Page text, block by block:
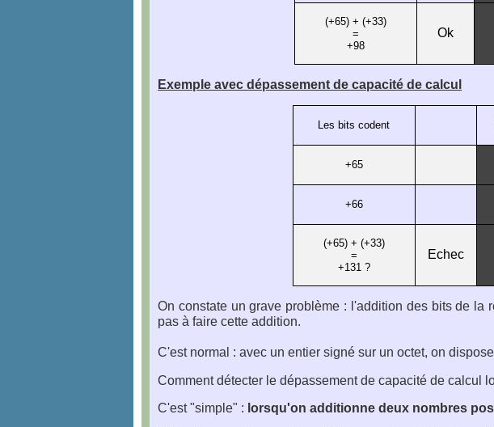
(+65) + (+33)
=
+98
Ok
Exemple avec dépassement de capacité de calcul
Les bits codent
+65
+66
(+65) + (+33)
=
+131 ?
Echec
On constate un grave problème : l'addition des bits de
pas à faire cette addition.
C'est normal : avec un entier signé sur un octet, on
Comment détecter le dépassement de capacité de calcul
C'est "simple" : lorsqu'on additionne deux nombres